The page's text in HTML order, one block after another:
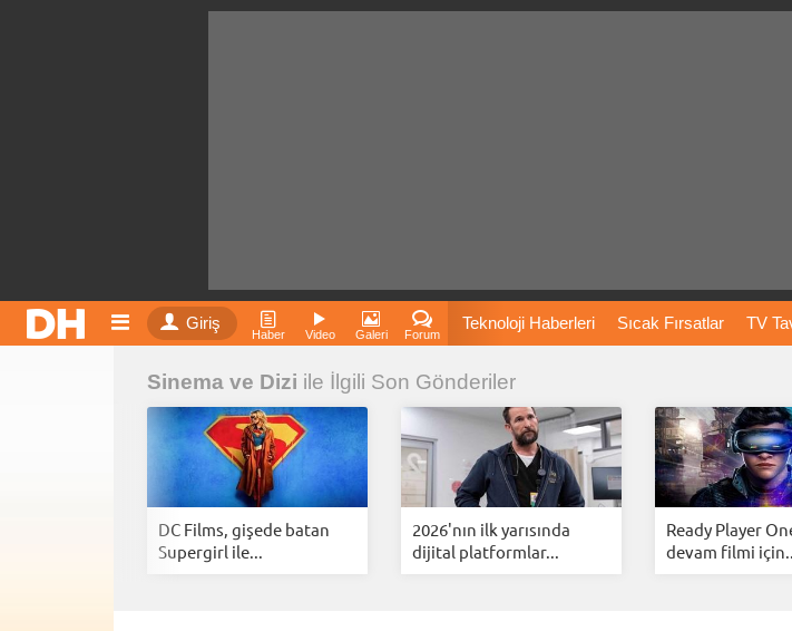
Giriş
Haber Video Galeri Forum
Teknoloji Haberleri Sıcak Fırsatlar TV
Film Önerileri
Fiyatları Vizyondaki Filmler Bitcoin Dizi
İnstagram Dondurma İnstagram Çöktü Mü
Sinema ve Dizi ile İlgili Son Gönderiler
DC Films, gişede batan
Supergirl ile...
2026'nın ilk yarısında
dijital platformlar...
Ready Player
devam filmi